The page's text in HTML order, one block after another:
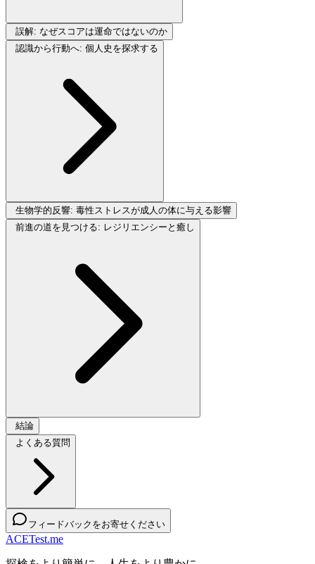
誤解: なぜスコアは運命ではないのか
認識から行動へ: 個人史を探求する
生物学的反響: 毒性ストレスが成人の体に与える影響
前進の道を見つける: レジリエンシーと癒し
結論
よくある質問
フィードバックをお寄せください
ACETest.me